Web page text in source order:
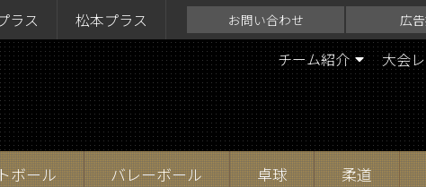
ラス 松本プラス お問い合わせ 広
チーム紹介 大会
ボール バレーボール 卓球 柔道